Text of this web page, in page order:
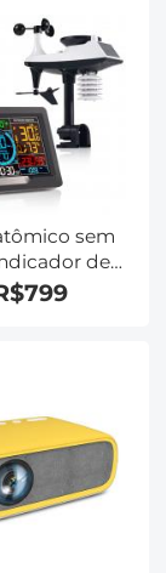
para
Nano-
sem
de